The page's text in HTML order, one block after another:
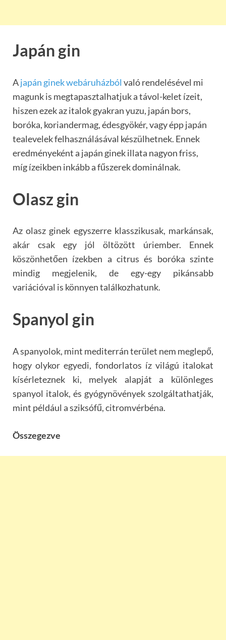
Japán gin
Ajapán ginek webáruházból való rendelésével mi
magunk is megtapasztalhatjuk a távol-kelet ízeit,
hiszen ezek az italok gyakran yuzu, japán bors,
boróka, koriandermag, édesgyökér, vagy épp japán
tealevelek felhasználásával készülhetnek. Ennek
eredményeként a japán ginek illata nagyon friss,
míg ízeikben inkább a fűszerek dominálnak.
Olasz gin
Az olasz ginek egyszerre klasszikusak, markánsak,
akár csak egy jól öltözött úriember. Ennek
köszönhetően ízekben a citrus és boróka szinte
mindig megjelenik, de egy-egy pikánsabb
variációval is könnyen találkozhatunk.
Spanyol gin
A spanyolok, mint mediterrán terület nem meglepő,
hogy olykor egyedi, fondorlatos íz világú italokat
kísérleteznek ki, melyek alapját a különleges
spanyol italok, és gyógynövények szolgáltathatják,
mint például a sziksófű, citromvérbéna.
Összegezve